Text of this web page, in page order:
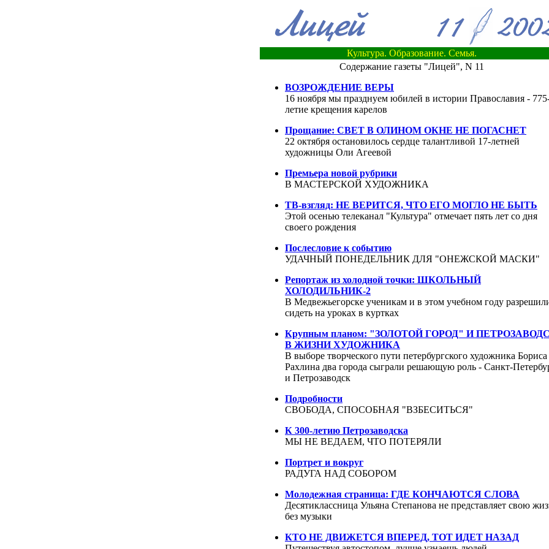
Культура. Образование. Семья.
Содержание газеты "Лицей", N 11
ВОЗРОЖДЕНИЕ ВЕРЫ
16 ноября мы празднуем юбилей в истории Православия -
летие крещения карелов
Прощание: СВЕТ В ОЛИНОМ ОКНЕ НЕ ПОГАСНЕТ
22 октября остановилось сердце талантливой 17-летней
художницы Оли Агеевой
Премьера новой рубрики
В МАСТЕРСКОЙ ХУДОЖНИКА
ТВ-взгляд: НЕ ВЕРИТСЯ, ЧТО ЕГО МОГЛО НЕ БЫТЬ
Этой осенью телеканал "Культура" отмечает пять лет со дня
своего рождения
Послесловие к событию
УДАЧНЫЙ ПОНЕДЕЛЬНИК ДЛЯ "ОНЕЖСКОЙ МАСКИ"
Репортаж из холодной точки: ШКОЛЬНЫЙ
ХОЛОДИЛЬНИК-2
В Медвежьегорске ученикам и в этом учебном году
сидеть на уроках в куртках
Крупным планом: "ЗОЛОТОЙ ГОРОД" И
В ЖИЗНИ ХУДОЖНИКА
В выборе творческого пути петербургского художника Бориса
Рахлина два города сыграли решающую роль - Санкт-
и Петрозаводск
Подробности
СВОБОДА, СПОСОБНАЯ "ВЗБЕСИТЬСЯ"
К 300-летию Петрозаводска
МЫ НЕ ВЕДАЕМ, ЧТО ПОТЕРЯЛИ
Портрет и вокруг
РАДУГА НАД СОБОРОМ
Молодежная страница: ГДЕ КОНЧАЮТСЯ СЛОВА
Десятиклассница Ульяна Степанова не представляет свою
без музыки
КТО НЕ ДВИЖЕТСЯ ВПЕРЕД, ТОТ ИДЕТ НАЗАД